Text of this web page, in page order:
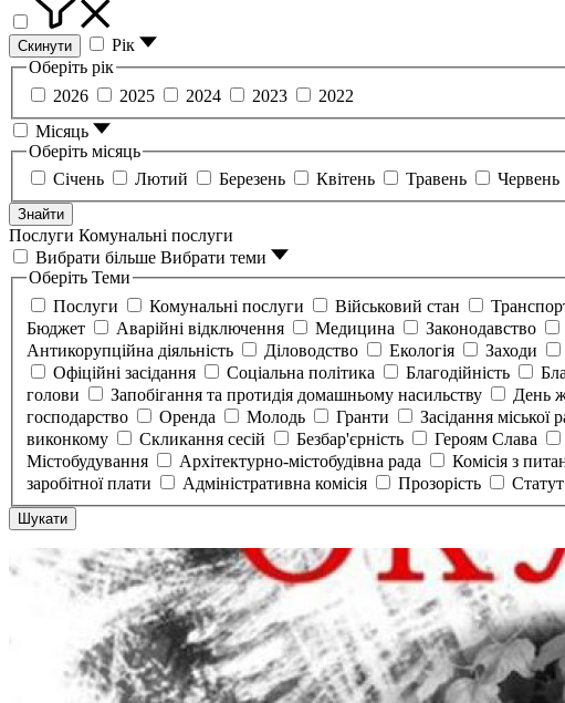
Скинути
Рік
Оберіть рік
2026
2025 2024 2023
2022
Місяць
Оберіть місяць
Січень
Лютий Березень Квітень Травень Червень
Знайти
Послуги Комунальні послуги
Вибрати більше Вибрати теми
Оберіть Теми
Послуги
Комунальні послуги Військовий стан
Бюджет
Аварійні відключення Медицина Законодавство
Антикорупційна діяльність
Діловодство Екологія Заходи
Офіційні засідання
Соціальна політика Благодійність
голови
Запобігання та протидія домашньому насильству День
господарство
Оренда Молодь Гранти Засідання міської
виконкому
Скликання сесій Безбар'єрність Героям Слава
Містобудування
Архітектурно-містобудівна рада Комісія з
заробітної плати
Адміністративна комісія Прозорість Статут
Шукати